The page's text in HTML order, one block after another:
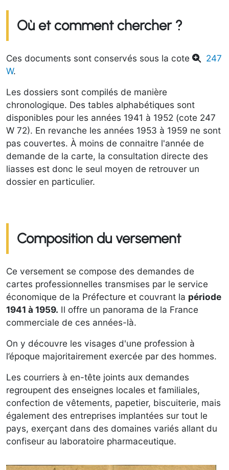
Où et comment chercher ?
Ces documents sont conservés sous la cote
247
W.
Les dossiers sont compilés de manière
chronologique. Des tables alphabétiques sont
disponibles pour les années 1941 à 1952 (cote 247
W 72). En revanche les années 1953 à 1959 ne sont
pas couvertes. À moins de connaitre l'année de
demande de la carte, la consultation directe des
liasses est donc le seul moyen de retrouver un
dossier en particulier.
Composition du versement
Ce versement se compose des demandes de
cartes professionnelles transmises par le service
économique de la Préfecture et couvrant la période
1941 à 1959. Il offre un panorama de la France
commerciale de ces années-là.
On y découvre les visages d'une profession à
l’époque majoritairement exercée par des hommes.
Les courriers à en-tête joints aux demandes
regroupent des enseignes locales et familiales,
confection de vêtements, papetier, biscuiterie, mais
également des entreprises implantées sur tout le
pays, exerçant dans des domaines variés allant du
confiseur au laboratoire pharmaceutique.